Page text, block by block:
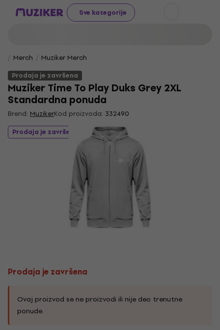
Sve kategorije
Merch
Muziker Merch
Prodaja je završena
Muziker Time To Play Duks Grey 2XL
Standardna ponuda
Brend: MuzikerKod proizvoda: 332490
Prodaja je završena
Prodaja je završena
Ovaj proizvod se ne proizvodi ili nije deo trenutne
ponude.